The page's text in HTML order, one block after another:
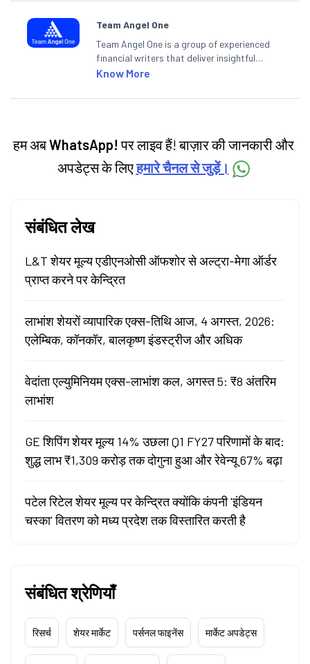
Team Angel One
Team Angel One is a group of experienced
financial writers that deliver insightful
articles on the stock market, IPO, economy,
categories.
Know More
हम अबWhatsApp! पर लाइव हैं! बाज़ार की जानकारी और
अपडेट्स के लिएहमारे चैनल से जुड़ें।
संबंधित लेख
L&T शेयर मूल्य एडीएनओसी ऑफशोर से अल्ट्रा-मेगा ऑर्डर
प्राप्त करने पर केन्द्रित
लाभांश शेयरों व्यापारिक एक्स-तिथि आज, 4 अगस्त, 2026:
एलेम्बिक, कॉनकॉर, बालकृष्ण इंडस्ट्रीज और अधिक
वेदांता एल्युमिनियम एक्स-लाभांश कल, अगस्त 5: ₹8 अंतरिम
लाभांश
GE शिपिंग शेयर मूल्य 14% उछला Q1 FY27 परिणामों के बाद:
शुद्ध लाभ ₹1,309 करोड़ तक दोगुना हुआ और रेवेन्यू 67% बढ़ा
पटेल रिटेल शेयर मूल्य पर केन्द्रित क्योंकि कंपनी 'इंडियन
चस्का' वितरण को मध्य प्रदेश तक विस्तारित करती है
संबंधित श्रेणियाँ
रिसर्च शेयर मार्केट पर्सनल फाइनेंस मार्केट अपडेट्स